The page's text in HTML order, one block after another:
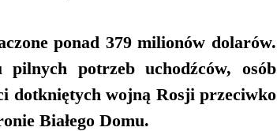
ponad 379 milionów dolarów.
potrzeb uchodźców, osób
dotkniętych wojną Rosji przeciwko
Białego Domu.